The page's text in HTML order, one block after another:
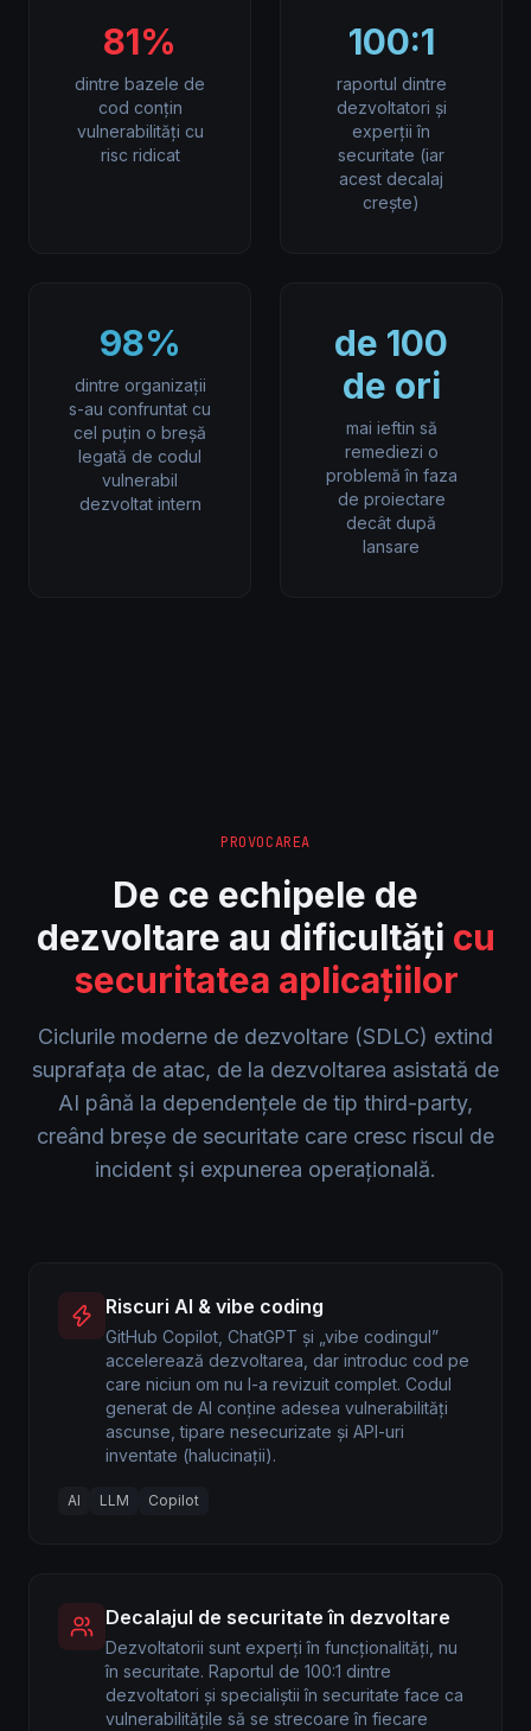
81%
dintre bazele de
cod conțin
vulnerabilități cu
risc ridicat
100:1
raportul dintre
dezvoltatori și
experții în
securitate (iar
acest decalaj
crește)
98%
dintre organizații
s-au confruntat cu
cel puțin o breșă
legată de codul
vulnerabil
dezvoltat intern
de 100
de ori
mai ieftin să
remediezi o
problemă în faza
de proiectare
decât după
lansare
PROVOCAREA
De ce echipele de
dezvoltare au dificultăți cu
securitatea aplicațiilor
Ciclurile moderne de dezvoltare (SDLC) extind
suprafața de atac, de la dezvoltarea asistată de
AI până la dependențele de tip third-party,
creând breșe de securitate care cresc riscul de
incident și expunerea operațională.
Riscuri AI & vibe coding
GitHub Copilot, ChatGPT și „vibe codingul”
accelerează dezvoltarea, dar introduc cod pe
care niciun om nu l-a revizuit complet. Codul
generat de AI conține adesea vulnerabilități
ascunse, tipare nesecurizate și API-uri
inventate (halucinații).
AI LLM Copilot
Decalajul de securitate în dezvoltare
Dezvoltatorii sunt experți în funcționalități, nu
în securitate. Raportul de 100:1 dintre
dezvoltatori și specialiștii în securitate face ca
vulnerabilitățile să se strecoare în fiecare